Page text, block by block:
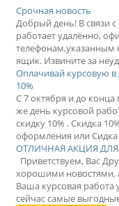
Срочная новость
Добрый день! В связи
работает удалённо,
телефонам,указанным
ящик. Извините за
Оплачивай курсовую
10%
С 7 октября и до
же день курсовой
скидку 10% . Скидка
оформления или
ОТЛИЧНАЯ АКЦИЯ
Приветствуем, Вас
хорошими новостями,
Ваша курсовая работа
сейчас самые